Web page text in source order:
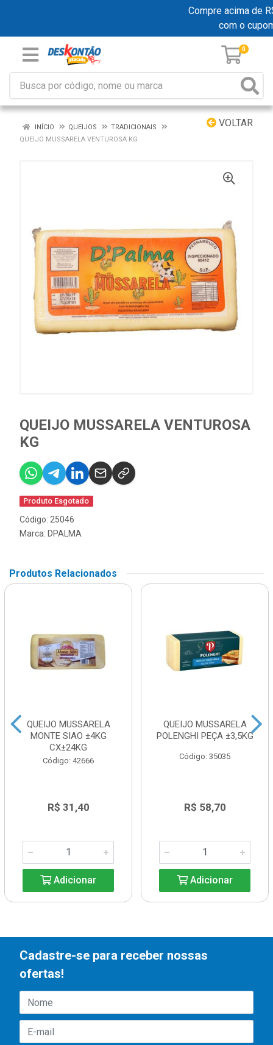
Compre acima de
com o
0
VOLTAR
INÍCIO QUEIJOS
TRADICIONAIS
QUEIJO MUSSARELA VENTUROSA KG
QUEIJO MUSSARELA VENTUROSA
KG
Produto Esgotado
Código: 25046
Marca: DPALMA
Produtos Relacionados
QUEIJO MUSSARELA
MONTE SIAO ±4KG
CX±24KG
Código: 42666
R$ 31,40
Adicionar
QUEIJO MUSSARELA
POLENGHI PEÇA ±3,5KG
Código: 35035
R$ 58,70
Adicionar
Cadastre-se para receber nossas
ofertas!